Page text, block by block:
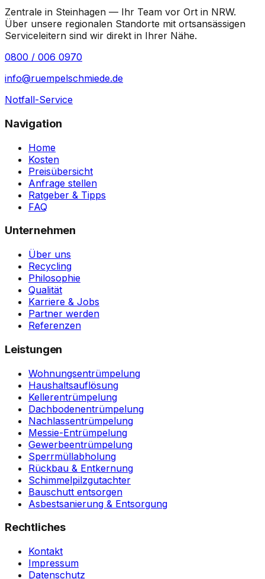
Zentrale in Steinhagen — Ihr Team vor Ort in NRW.
Über unsere regionalen Standorte mit ortsansässigen
Serviceleitern sind wir direkt in Ihrer Nähe.
0800 / 006 0970
info@ruempelschmiede.de
Notfall-Service
Navigation
Home
Kosten
Preisübersicht
Anfrage stellen
Ratgeber & Tipps
FAQ
Unternehmen
Über uns
Recycling
Philosophie
Qualität
Karriere & Jobs
Partner werden
Referenzen
Leistungen
Wohnungsentrümpelung
Haushaltsauflösung
Kellerentrümpelung
Dachbodenentrümpelung
Nachlassentrümpelung
Messie-Entrümpelung
Gewerbeentrümpelung
Sperrmüllabholung
Rückbau & Entkernung
Schimmelpilzgutachter
Bauschutt entsorgen
Asbestsanierung & Entsorgung
Rechtliches
Kontakt
Impressum
Datenschutz